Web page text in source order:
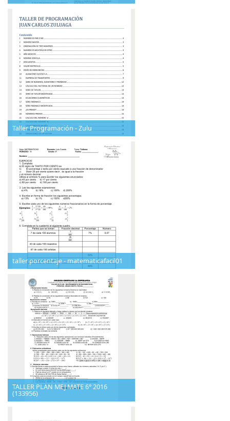
Taller Programación - Zulu
taller porcentaje - matematicafacil01
TALLER PLAN MEJ MATE 6° 2016
(133956)